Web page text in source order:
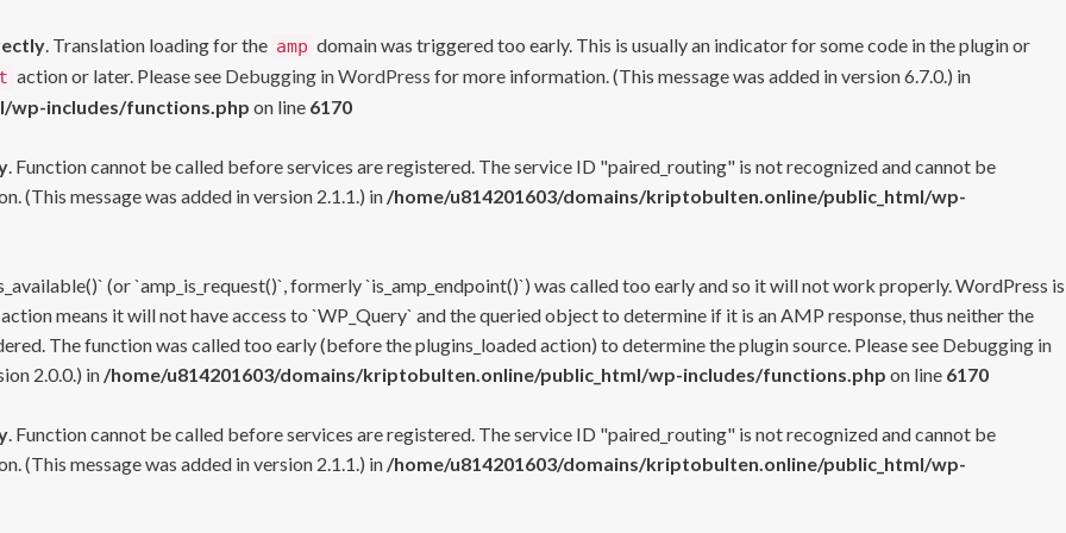
. Translation loading for the amp domain was triggered too early. This is usually an indicator for some code in the plugin or
action or later. Please see Debugging in WordPress for more information. (This message was added in version 6.7.0.) in
wp-includes/functions.php on line 6170
. Function cannot be called before services are registered. The service ID "paired_routing" is not recognized and cannot be
(This message was added in version 2.1.1.) in /home/u814201603/domains/kriptobulten.online/public_html/wp-
(or `amp_is_request()`, formerly `is_amp_endpoint()`) was called too early and so it will not work properly. WordPress is
means it will not have access to `WP_Query` and the queried object to determine if it is an AMP response, thus neither the
The function was called too early (before the plugins_loaded action) to determine the plugin source. Please see Debugging in
2.0.0.) in /home/u814201603/domains/kriptobulten.online/public_html/wp-includes/functions.php on line 6170
. Function cannot be called before services are registered. The service ID "paired_routing" is not recognized and cannot be
(This message was added in version 2.1.1.) in /home/u814201603/domains/kriptobulten.online/public_html/wp-